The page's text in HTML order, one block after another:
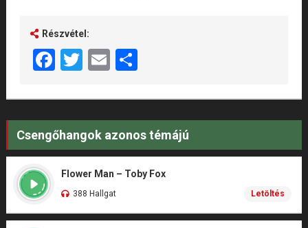
Részvétel:
Facebook
Twitter
EmailShare
Csengőhangok azonos témájú
Flower Man – Toby Fox
388 Hallgat Letöltés